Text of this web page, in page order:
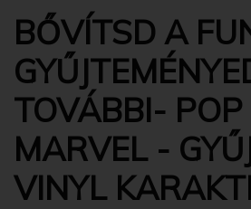
BŐVÍTSD A
TOVÁBBI-
MARVEL -
VINYL